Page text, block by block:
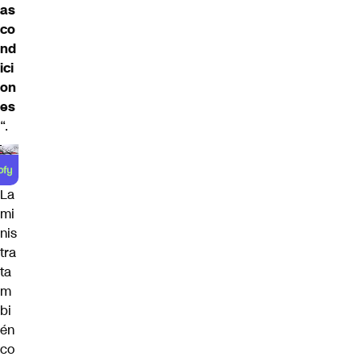
as
co
nd
ici
on
es
“.
La
mi
nis
tra
ta
m
bi
én
co